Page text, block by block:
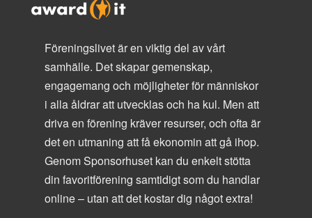
Föreningslivet är en viktig del av vårt
samhälle. Det skapar gemenskap,
engagemang och möjligheter för människor
i alla åldrar att utvecklas och ha kul. Men att
driva en förening kräver resurser, och ofta är
det en utmaning att få ekonomin att gå ihop.
Genom Sponsorhuset kan du enkelt stötta
din favoritförening samtidigt som du handlar
online – utan att det kostar dig något extra!